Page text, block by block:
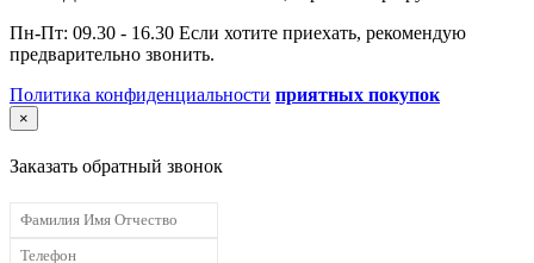
Пн-Пт: 09.30 - 16.30 Если хотите приехать, рекомендую
предварительно звонить.
Политика конфиденциальности приятных покупок
×
Заказать обратный звонок